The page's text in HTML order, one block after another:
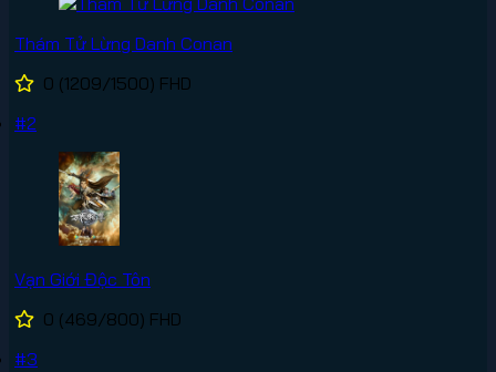
Thám Tử Lừng Danh Conan
0 (1209/1500) FHD
#2
Vạn Giới Độc Tôn
0 (469/800) FHD
#3